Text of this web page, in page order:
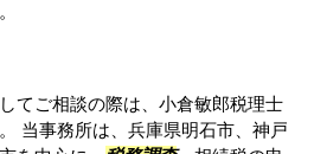
てご相談の際は、小倉敏郎税理士
当事務所は、兵庫県明石市、神戸